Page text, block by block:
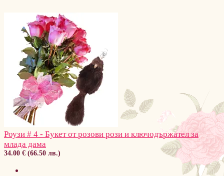
Роузи # 4 - Букет от розови рози и ключодържател за
млада дама
34.00 € (66.50 лв.)